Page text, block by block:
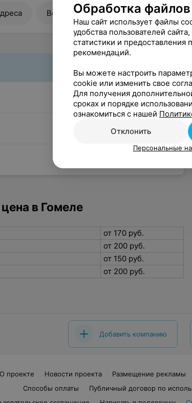
Все цены
в Гомеле
от 170 руб.
от 200 руб.
от 150 руб.
от 200 руб.
Добавить компанию
О проекте Новости проекта Размещение рекламы
Способы оплаты
Публичный договор по
Обработка
Наш сайт использует файлы
удобства пользователей
статистики и предоставления
рекомендаций.
Вы можете настроить
cookie или изменить свое
Для получения
сроках и порядке
ознакомиться с нашей
Отклонить
Персональные